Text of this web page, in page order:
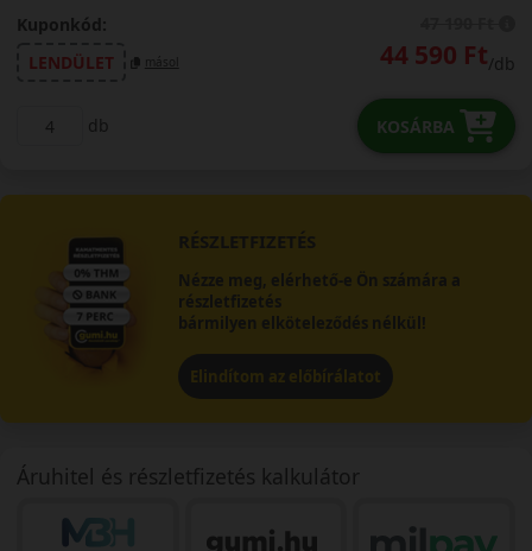
Kuponkód:
LENDÜLET
másol 44 590 Ft/db
db KOSÁRBA
RÉSZLETFIZETÉS
Nézze meg, elérhető-e Ön számára a
részletfizetés
bármilyen elköteleződés nélkül!
Elindítom az előbírálatot
Áruhitel és részletfizetés kalkulátor